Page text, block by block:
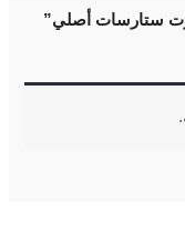
ستارسات أصلي”